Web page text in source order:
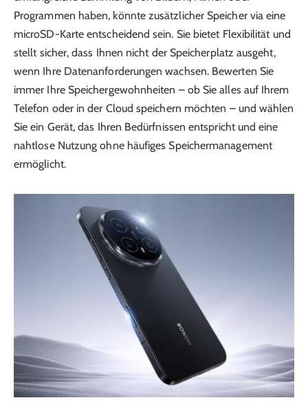
Programmen haben, könnte zusätzlicher Speicher via eine
microSD-Karte entscheidend sein. Sie bietet Flexibilität und
stellt sicher, dass Ihnen nicht der Speicherplatz ausgeht,
wenn Ihre Datenanforderungen wachsen. Bewerten Sie
immer Ihre Speichergewohnheiten – ob Sie alles auf Ihrem
Telefon oder in der Cloud speichern möchten – und wählen
Sie ein Gerät, das Ihren Bedürfnissen entspricht und eine
nahtlose Nutzung ohne häufiges Speichermanagement
ermöglicht.